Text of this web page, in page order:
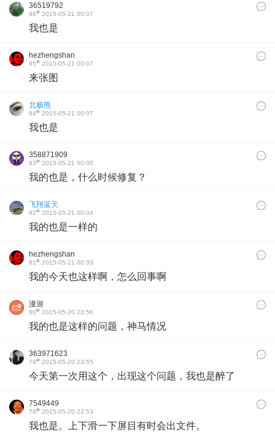
36519792
86# 2015-05-21 00:07
我也是
hezhengshan
85# 2015-05-21 00:07
来张图
北极熊
84# 2015-05-21 00:07
我也是
358871909
83# 2015-05-21 00:05
我的也是，什么时候修复？
飞翔蓝天
82# 2015-05-21 00:04
我的也是一样的
hezhengshan
81# 2015-05-21 00:03
我的今天也这样啊，怎么回事啊
漫游
80# 2015-05-20 23:56
我的也是这样的问题，神马情况
363971623
79# 2015-05-20 23:55
今天第一次用这个，出现这个问题，我也是醉了
7549449
78# 2015-05-20 23:53
我也是。上下滑一下屏目有时会出文件。